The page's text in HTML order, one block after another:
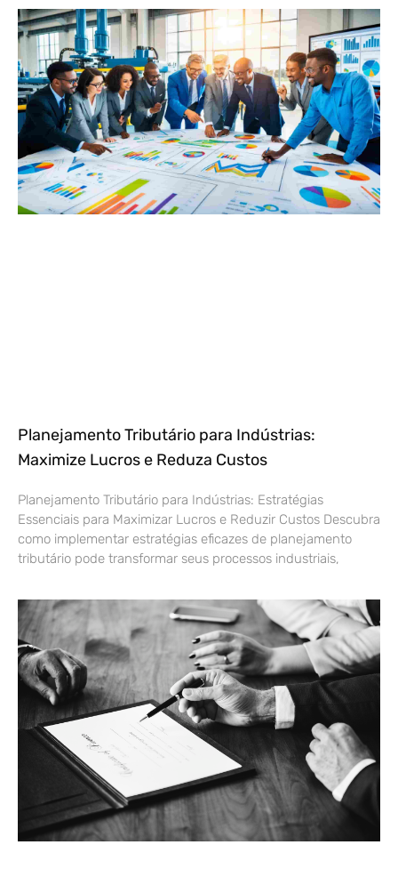
Planejamento Tributário para Indústrias:
Maximize Lucros e Reduza Custos
Planejamento Tributário para Indústrias: Estratégias
Essenciais para Maximizar Lucros e Reduzir Custos Descubra
como implementar estratégias eficazes de planejamento
tributário pode transformar seus processos industriais,